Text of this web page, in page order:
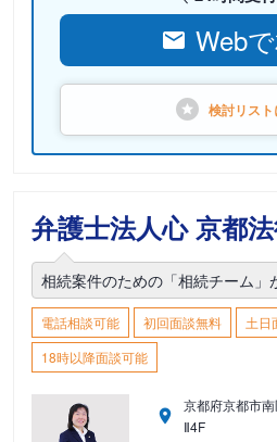
Web
検討リスト
弁護士法人心 京都
相続案件のための「相続チーム」
電話相談可能 初回面談無料
土日
18時以降面談可能
京都府京都市
Ⅱ4F